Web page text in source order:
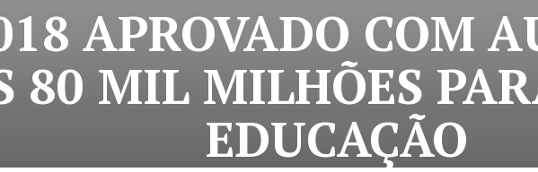
APROVADO COM
80 MIL MILHÕES
EDUCAÇÃO